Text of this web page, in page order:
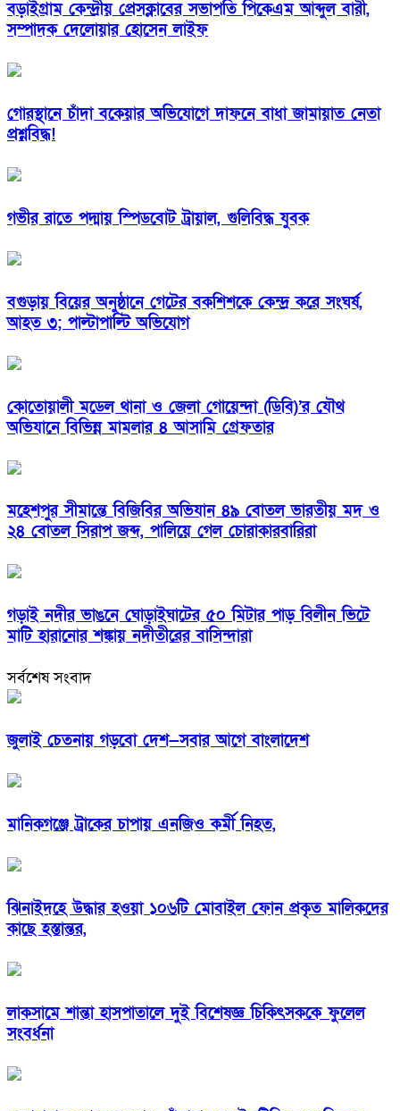
বড়াইগ্রাম কেন্দ্রীয় প্রেসক্লাবের সভাপতি পিকেএম আব্দুল বারী,
সম্পাদক দেলোয়ার হোসেন লাইফ
গোরস্থানে চাঁদা বকেয়ার অভিযোগে দাফনে বাধা জামায়াত নেতা
প্রশ্নবিদ্ধ!
গভীর রাতে পদ্মায় স্পিডবোট ট্রায়াল, গুলিবিদ্ধ যুবক
বগুড়ায় বিয়ের অনুষ্ঠানে গেটের বকশিশকে কেন্দ্র করে সংঘর্ষ,
আহত ৩; পাল্টাপাল্টি অভিযোগ
কোতোয়ালী মডেল থানা ও জেলা গোয়েন্দা (ডিবি)’র যৌথ
অভিযানে বিভিন্ন মামলার ৪ আসামি গ্রেফতার
মহেশপুর সীমান্তে বিজিবির অভিযান ৪৯ বোতল ভারতীয় মদ ও
২৪ বোতল সিরাপ জব্দ, পালিয়ে গেল চোরাকারবারিরা
গড়াই নদীর ভাঙনে ঘোড়াইঘাটের ৫০ মিটার পাড় বিলীন ভিটে
মাটি হারানোর শঙ্কায় নদীতীরের বাসিন্দারা
সর্বশেষ সংবাদ
জুলাই চেতনায় গড়বো দেশ—সবার আগে বাংলাদেশ
মানিকগঞ্জে ট্রাকের চাপায় এনজিও কর্মী নিহত,
ঝিনাইদহে উদ্ধার হওয়া ১০৬টি মোবাইল ফোন প্রকৃত মালিকদের
কাছে হস্তান্তর,
লাকসামে শান্তা হাসপাতালে দুই বিশেষজ্ঞ চিকিৎসককে ফুলেল
সংবর্ধনা